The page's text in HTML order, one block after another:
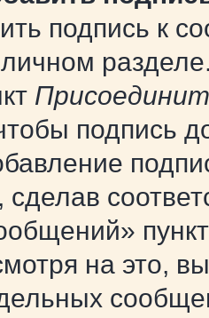
подпись к
подпись
на это,